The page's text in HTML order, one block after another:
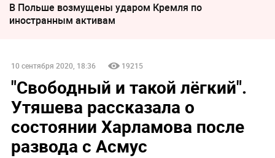
В Польше возмущены ударом Кремля по
иностранным активам
10 сентября 2020, 18:36 19215
"Свободный и такой лёгкий".
Утяшева рассказала о
состоянии Харламова после
развода с Асмус